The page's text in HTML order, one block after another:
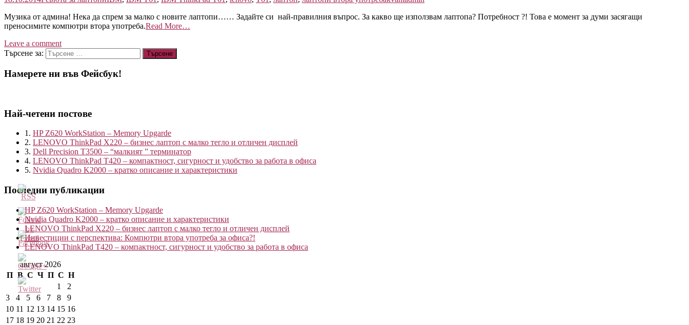
Музика от админа! Нека да спрем за малко с новите лаптопи…… Задайте си най-правилния въпрос. За какво ще използвам лаптопа? Потребност ?! Това е момент за думи засягащи
преносимите компютри втора употреба.Read More…
Leave a comment
Търсене за:
Намерете ни във Фейсбук!
Най-четени постове
1. HP Z620 WorkStation – Memory Upgarde
2. LENOVO ThinkPad X220 – бизнес лаптоп с малко тегло и отличен дисплей
3. Dell Precision T3500 – “малкият ” терминатор
4. LENOVO ThinkPad T420 – компактност, сигурност и удобство за работа в офиса
5. Nvidia Quadro K2000 – кратко описание и характеристики
Последни публикации
HP Z620 WorkStation – Memory Upgarde
Nvidia Quadro K2000 – кратко описание и характеристики
LENOVO ThinkPad X220 – бизнес лаптоп с малко тегло и отличен дисплей
Инвестиции с перспектива: Компютри втора употреба за офиса?!
LENOVO ThinkPad T420 – компактност, сигурност и удобство за работа в офиса
август 2026
П В С Ч П С Н
1
2
3
4 5 6 7 8
9
10 11 12 13 14 15 16
17 18 19 20 21 22 23
http://blog.kvantservice.com/tag/%D0%BB%D0%B0%D0%BF%D1%82%D0%BE%D0%BF